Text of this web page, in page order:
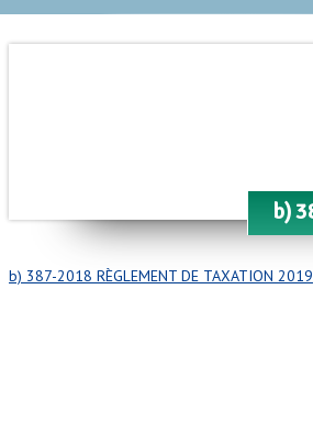
b)
b) 387-2018 RÈGLEMENT DE TAXATION 2019